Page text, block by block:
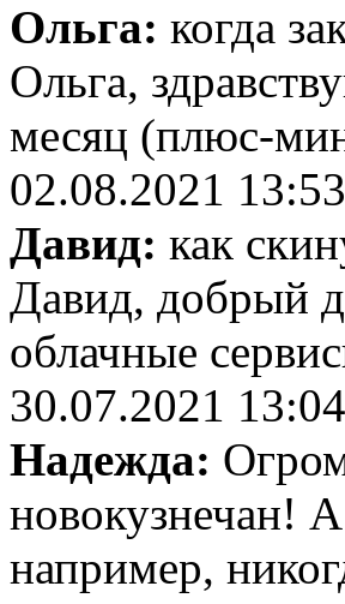
Ольга: когда
Ольга,
месяц (плюс-
02.08.2021
Давид: как
Давид, добрый
облачные
30.07.2021
Надежда:
новокузнечан!
например,